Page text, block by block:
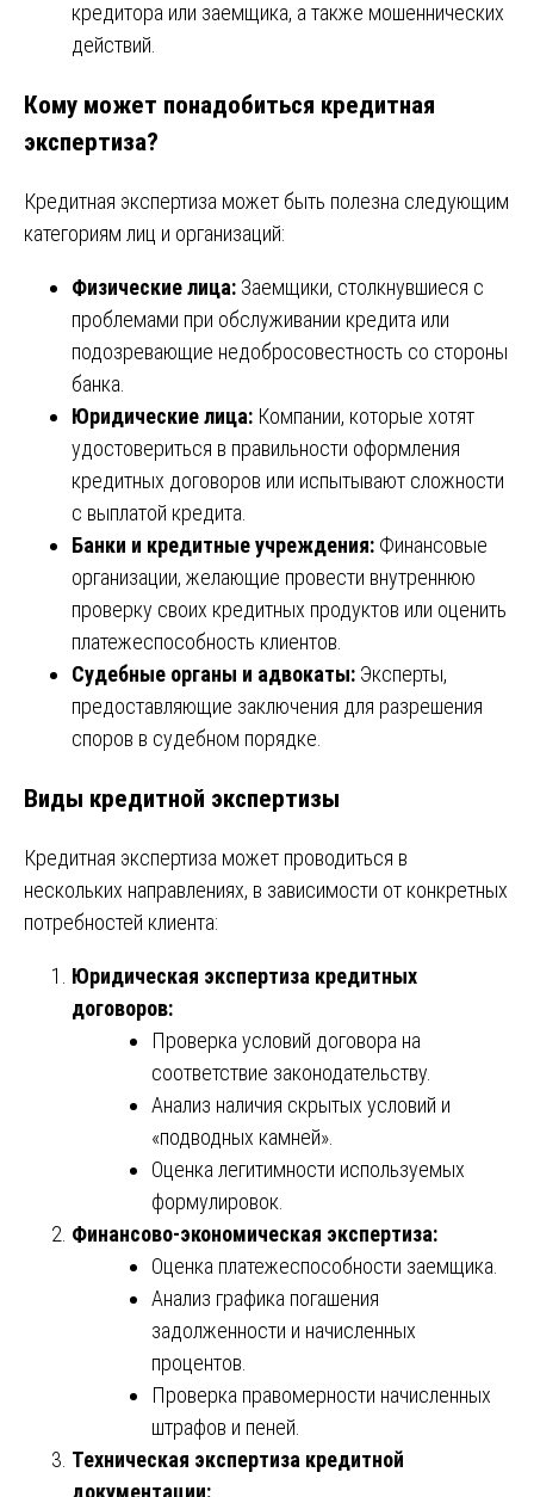
кредитора или заемщика, а также мошеннических
действий.
Кому может понадобиться кредитная
экспертиза?
Кредитная экспертиза может быть полезна следующим
категориям лиц и организаций:
Физические лица: Заемщики, столкнувшиеся с
проблемами при обслуживании кредита или
подозревающие недобросовестность со стороны
банка.
Юридические лица: Компании, которые хотят
удостовериться в правильности оформления
кредитных договоров или испытывают сложности
с выплатой кредита.
Банки и кредитные учреждения: Финансовые
организации, желающие провести внутреннюю
проверку своих кредитных продуктов или оценить
платежеспособность клиентов.
Судебные органы и адвокаты: Эксперты,
предоставляющие заключения для разрешения
споров в судебном порядке.
Виды кредитной экспертизы
Кредитная экспертиза может проводиться в
нескольких направлениях, в зависимости от конкретных
потребностей клиента:
Юридическая экспертиза кредитных
договоров:
Проверка условий договора на
соответствие законодательству.
Анализ наличия скрытых условий и
«подводных камней».
Оценка легитимности используемых
формулировок.
Финансово-экономическая экспертиза:
Оценка платежеспособности заемщика.
Анализ графика погашения
задолженности и начисленных
процентов.
Проверка правомерности начисленных
штрафов и пеней.
Техническая экспертиза кредитной
документации: